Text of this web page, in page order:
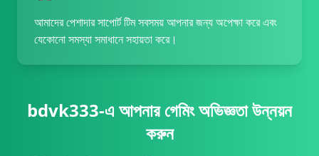
আমাদের পেশাদার সাপোর্ট টিম সবসময় আপনার জন্য অপেক্ষা করে এবং
যেকোনো সমস্যা সমাধানে সহায়তা করে।
bdvk333-এ আপনার গেমিং অভিজ্ঞতা উন্নয়ন
করুন